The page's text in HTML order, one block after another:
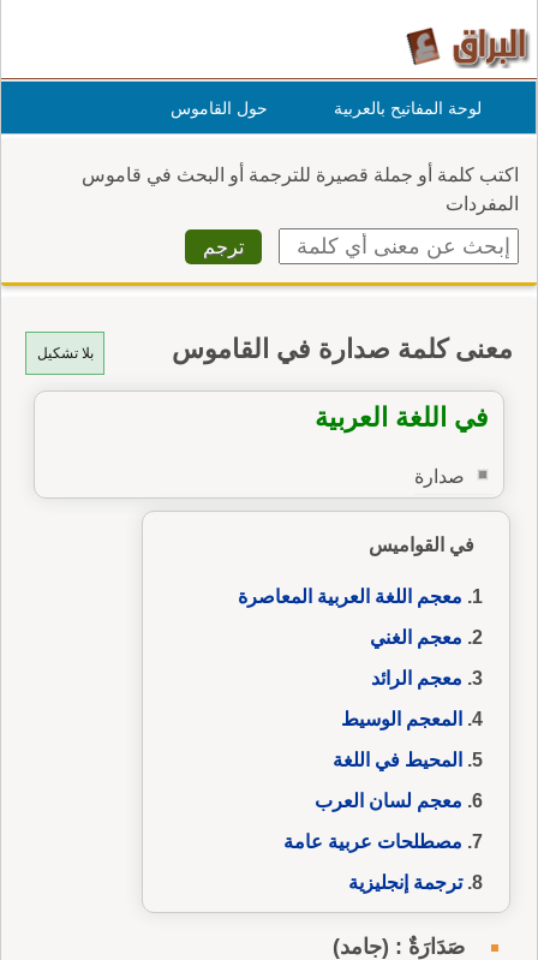
لوحة المفاتيح بالعربية حول القاموس
اكتب كلمة أو جملة قصيرة للترجمة أو البحث في قاموس
المفردات
بلا تشكيل معنى كلمة صدارة في القاموس
في اللغة العربية
صدارة
في القواميس
معجم اللغة العربية المعاصرة
معجم الغني
معجم الرائد
المعجم الوسيط
المحيط في اللغة
معجم لسان العرب
مصطلحات عربية عامة
ترجمة إنجليزية
صَدَارَةٌ : (جامد)